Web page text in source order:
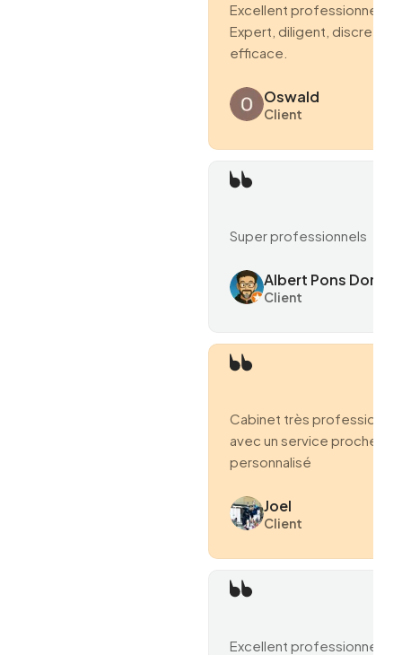
Excellent professionnel.
Expert, diligent, discret et
efficace.
Oswald
Client
Super professionnels
Albert Pons
Client
Cabinet très professionnel
avec un service proche et
personnalisé
Joel
Client
Excellent professionnel.